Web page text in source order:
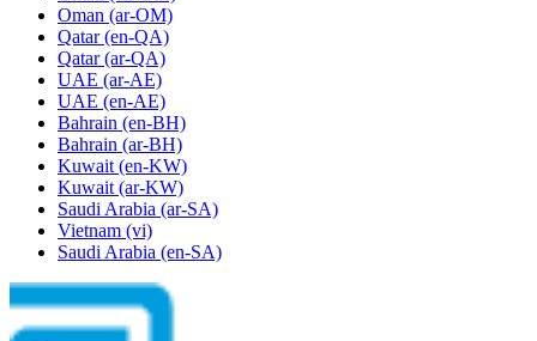
Oman (ar-OM)
Qatar (en-QA)
Qatar (ar-QA)
UAE (ar-AE)
UAE (en-AE)
Bahrain (en-BH)
Bahrain (ar-BH)
Kuwait (en-KW)
Kuwait (ar-KW)
Saudi Arabia (ar-SA)
Vietnam (vi)
Saudi Arabia (en-SA)